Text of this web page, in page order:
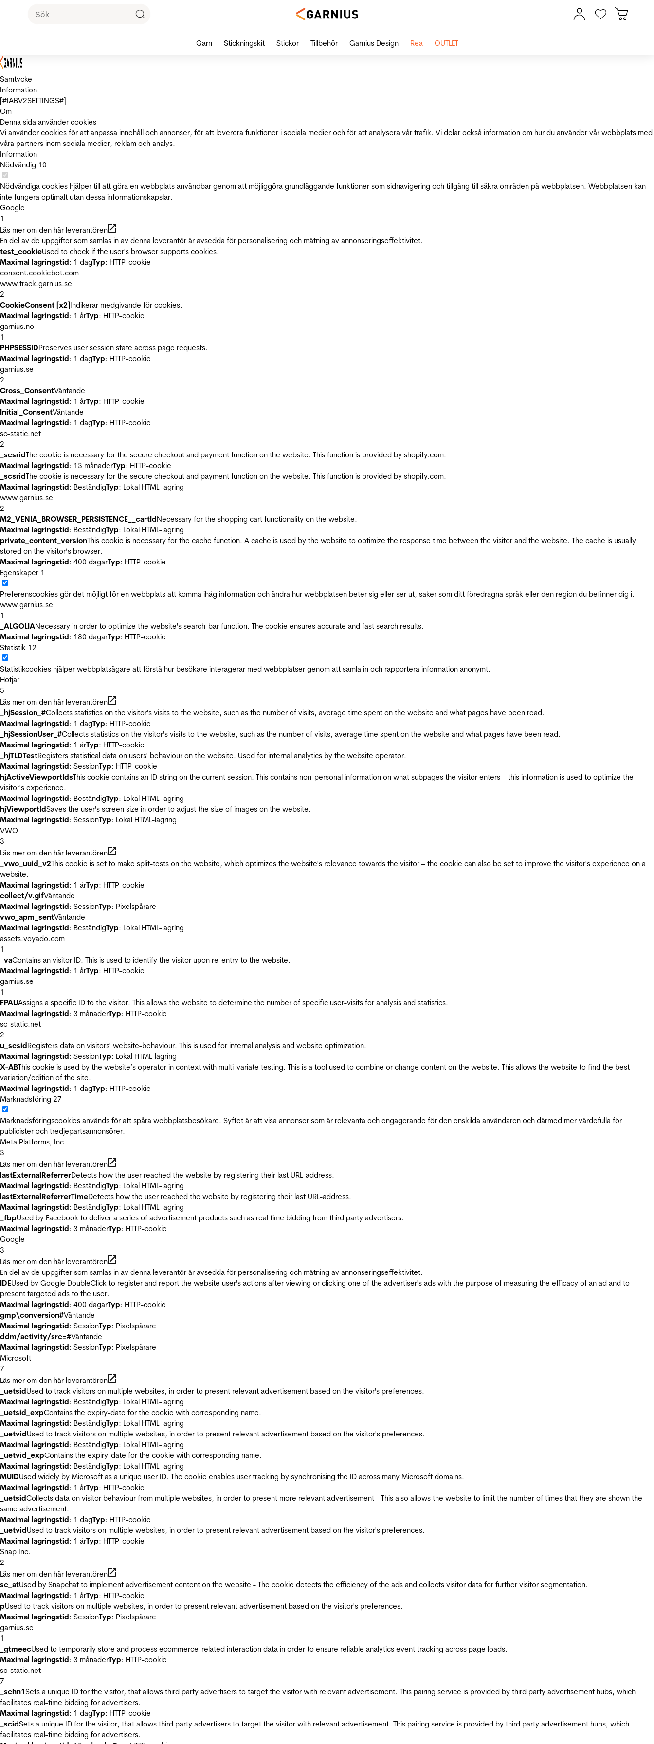
Samtycke
Information
[#IABV2SETTINGS#]
Om
Denna sida använder cookies
Vi använder cookies för att anpassa innehåll och annonser, för att leverera funktioner i sociala medier och för att analysera vår trafik. Vi delar också information om hur du använder vår webbplats med
våra partners inom sociala medier, reklam och analys.
Information
Nödvändig 10
Nödvändiga cookies hjälper till att göra en webbplats användbar genom att möjliggöra grundläggande funktioner som sidnavigering och tillgång till säkra områden på webbplatsen. Webbplatsen kan
inte fungera optimalt utan dessa informationskapslar.
Google
1
Läs mer om den här leverantören
En del av de uppgifter som samlas in av denna leverantör är avsedda för personalisering och mätning av annonseringseffektivitet.
test_cookieUsed to check if the user's browser supports cookies.
Maximal lagringstid: 1 dagTyp: HTTP-cookie
consent.cookiebot.com
www.track.garnius.se
2
CookieConsent [x2]Indikerar medgivande för cookies.
Maximal lagringstid: 1 årTyp: HTTP-cookie
garnius.no
1
PHPSESSIDPreserves user session state across page requests.
Maximal lagringstid: 1 dagTyp: HTTP-cookie
garnius.se
2
Cross_ConsentVäntande
Maximal lagringstid: 1 årTyp: HTTP-cookie
Initial_ConsentVäntande
Maximal lagringstid: 1 dagTyp: HTTP-cookie
sc-static.net
2
_scsridThe cookie is necessary for the secure checkout and payment function on the website. This function is provided by shopify.com.
Maximal lagringstid: 13 månaderTyp: HTTP-cookie
_scsridThe cookie is necessary for the secure checkout and payment function on the website. This function is provided by shopify.com.
Maximal lagringstid: BeständigTyp: Lokal HTML-lagring
www.garnius.se
2
M2_VENIA_BROWSER_PERSISTENCE__cartIdNecessary for the shopping cart functionality on the website.
Maximal lagringstid: BeständigTyp: Lokal HTML-lagring
private_content_versionThis cookie is necessary for the cache function. A cache is used by the website to optimize the response time between the visitor and the website. The cache is usually
stored on the visitor’s browser.
Maximal lagringstid: 400 dagarTyp: HTTP-cookie
Egenskaper 1
Preferenscookies gör det möjligt för en webbplats att komma ihåg information och ändra hur webbplatsen beter sig eller ser ut, saker som ditt föredragna språk eller den region du befinner dig i.
www.garnius.se
1
_ALGOLIANecessary in order to optimize the website's search-bar function. The cookie ensures accurate and fast search results.
Maximal lagringstid: 180 dagarTyp: HTTP-cookie
Statistik 12
Statistikcookies hjälper webbplatsägare att förstå hur besökare interagerar med webbplatser genom att samla in och rapportera information anonymt.
Hotjar
5
Läs mer om den här leverantören
_hjSession_#Collects statistics on the visitor's visits to the website, such as the number of visits, average time spent on the website and what pages have been read.
Maximal lagringstid: 1 dagTyp: HTTP-cookie
_hjSessionUser_#Collects statistics on the visitor's visits to the website, such as the number of visits, average time spent on the website and what pages have been read.
Maximal lagringstid: 1 årTyp: HTTP-cookie
_hjTLDTestRegisters statistical data on users' behaviour on the website. Used for internal analytics by the website operator.
Maximal lagringstid: SessionTyp: HTTP-cookie
hjActiveViewportIdsThis cookie contains an ID string on the current session. This contains non-personal information on what subpages the visitor enters – this information is used to optimize the
visitor's experience.
Maximal lagringstid: BeständigTyp: Lokal HTML-lagring
hjViewportIdSaves the user's screen size in order to adjust the size of images on the website.
Maximal lagringstid: SessionTyp: Lokal HTML-lagring
VWO
3
Läs mer om den här leverantören
_vwo_uuid_v2This cookie is set to make split-tests on the website, which optimizes the website's relevance towards the visitor – the cookie can also be set to improve the visitor's experience on a
website.
Maximal lagringstid: 1 årTyp: HTTP-cookie
collect/v.gifVäntande
Maximal lagringstid: SessionTyp: Pixelspårare
vwo_apm_sentVäntande
Maximal lagringstid: BeständigTyp: Lokal HTML-lagring
assets.voyado.com
1
_vaContains an visitor ID. This is used to identify the visitor upon re-entry to the website.
Maximal lagringstid: 1 årTyp: HTTP-cookie
garnius.se
1
FPAUAssigns a specific ID to the visitor. This allows the website to determine the number of specific user-visits for analysis and statistics.
Maximal lagringstid: 3 månaderTyp: HTTP-cookie
sc-static.net
2
u_scsidRegisters data on visitors' website-behaviour. This is used for internal analysis and website optimization.
Maximal lagringstid: SessionTyp: Lokal HTML-lagring
X-ABThis cookie is used by the website’s operator in context with multi-variate testing. This is a tool used to combine or change content on the website. This allows the website to find the best
variation/edition of the site.
Maximal lagringstid: 1 dagTyp: HTTP-cookie
Marknadsföring 27
Marknadsföringscookies används för att spåra webbplatsbesökare. Syftet är att visa annonser som är relevanta och engagerande för den enskilda användaren och därmed mer värdefulla för
publicister och tredjepartsannonsörer.
Meta Platforms, Inc.
3
Läs mer om den här leverantören
lastExternalReferrerDetects how the user reached the website by registering their last URL-address.
Maximal lagringstid: BeständigTyp: Lokal HTML-lagring
lastExternalReferrerTimeDetects how the user reached the website by registering their last URL-address.
Maximal lagringstid: BeständigTyp: Lokal HTML-lagring
_fbpUsed by Facebook to deliver a series of advertisement products such as real time bidding from third party advertisers.
Maximal lagringstid: 3 månaderTyp: HTTP-cookie
Google
3
Läs mer om den här leverantören
En del av de uppgifter som samlas in av denna leverantör är avsedda för personalisering och mätning av annonseringseffektivitet.
IDEUsed by Google DoubleClick to register and report the website user's actions after viewing or clicking one of the advertiser's ads with the purpose of measuring the efficacy of an ad and to
present targeted ads to the user.
Maximal lagringstid: 400 dagarTyp: HTTP-cookie
gmp\conversion#Väntande
Maximal lagringstid: SessionTyp: Pixelspårare
ddm/activity/src=#Väntande
Maximal lagringstid: SessionTyp: Pixelspårare
Microsoft
7
Läs mer om den här leverantören
_uetsidUsed to track visitors on multiple websites, in order to present relevant advertisement based on the visitor's preferences.
Maximal lagringstid: BeständigTyp: Lokal HTML-lagring
_uetsid_expContains the expiry-date for the cookie with corresponding name.
Maximal lagringstid: BeständigTyp: Lokal HTML-lagring
_uetvidUsed to track visitors on multiple websites, in order to present relevant advertisement based on the visitor's preferences.
Maximal lagringstid: BeständigTyp: Lokal HTML-lagring
_uetvid_expContains the expiry-date for the cookie with corresponding name.
Maximal lagringstid: BeständigTyp: Lokal HTML-lagring
MUIDUsed widely by Microsoft as a unique user ID. The cookie enables user tracking by synchronising the ID across many Microsoft domains.
Maximal lagringstid: 1 årTyp: HTTP-cookie
_uetsidCollects data on visitor behaviour from multiple websites, in order to present more relevant advertisement - This also allows the website to limit the number of times that they are shown the
same advertisement.
Maximal lagringstid: 1 dagTyp: HTTP-cookie
_uetvidUsed to track visitors on multiple websites, in order to present relevant advertisement based on the visitor's preferences.
Maximal lagringstid: 1 årTyp: HTTP-cookie
Snap Inc.
2
Läs mer om den här leverantören
sc_atUsed by Snapchat to implement advertisement content on the website - The cookie detects the efficiency of the ads and collects visitor data for further visitor segmentation.
Maximal lagringstid: 1 årTyp: HTTP-cookie
pUsed to track visitors on multiple websites, in order to present relevant advertisement based on the visitor's preferences.
Maximal lagringstid: SessionTyp: Pixelspårare
garnius.se
1
_gtmeecUsed to temporarily store and process ecommerce-related interaction data in order to ensure reliable analytics event tracking across page loads.
Maximal lagringstid: 3 månaderTyp: HTTP-cookie
sc-static.net
7
_schn1Sets a unique ID for the visitor, that allows third party advertisers to target the visitor with relevant advertisement. This pairing service is provided by third party advertisement hubs, which
facilitates real-time bidding for advertisers.
Maximal lagringstid: 1 dagTyp: HTTP-cookie
_scidSets a unique ID for the visitor, that allows third party advertisers to target the visitor with relevant advertisement. This pairing service is provided by third party advertisement hubs, which
facilitates real-time bidding for advertisers.
Garn Stickningskit Stickor Tillbehör Garnius Design Rea OUTLET